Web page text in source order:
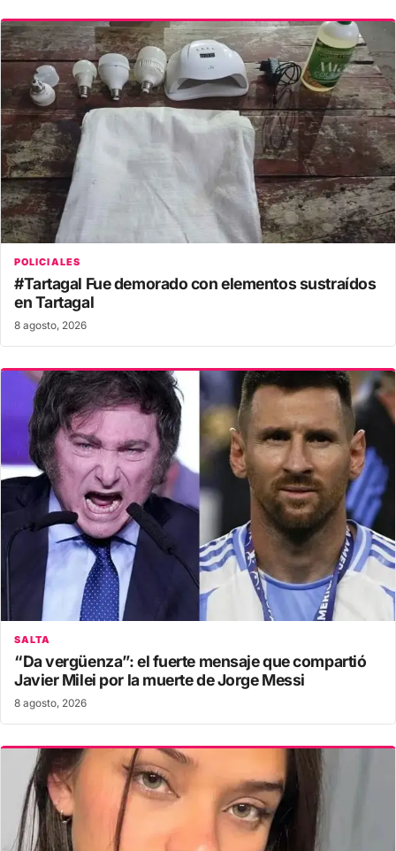
POLICIALES
#Tartagal Fue demorado con elementos sustraídos
en Tartagal
8 agosto, 2026
SALTA
“Da vergüenza”: el fuerte mensaje que compartió
Javier Milei por la muerte de Jorge Messi
8 agosto, 2026